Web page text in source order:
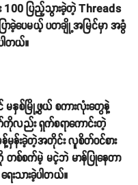
ပြည့်သွားခဲ့တဲ့ Threads
ခဲ့ပေမယ့် ပတချို့အမြင်မှာ အခွံ
ါတယ်။
မနှစ်မြို့ဖွယ် စကားလုံးတွေနဲ့
လည်း ရှက်စရာကောင်းတဲ့
န့်မှန်းခဲ့တဲ့အတိုင်း လူစိတ်ဝင်စား
တစ်စက်မဲ့ မငဲ့ဘဲ မာန်ပြုနေတာ
းသားခဲ့ပါတယ်။